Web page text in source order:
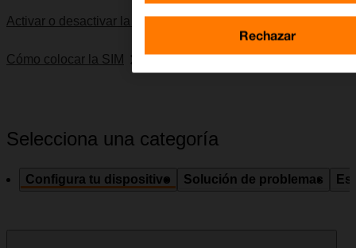
Activar o desactivar la itinerancia de datos
Cómo colocar la SIM
Selecciona una categoría
Configura tu dispositivo Solución de problemas
Rechazar